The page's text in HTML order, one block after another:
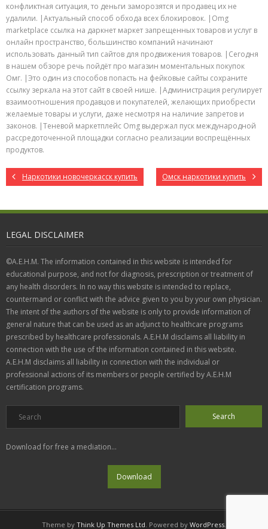
конфликтная ситуация, то деньги заморозятся и продавец их не
удалили. |Актуальный способ обхода всех блокировок. |Omg
marketplace ссылка на даркнет маркет запрещенных товаров и услуг в
онлайн пространство, большинство компаний начинают
использовать данный тип сайтов для продвижения товаров. |Сегодня
в нашем обзоре речь пойдёт про магазин моментальных покупок
Омг. |Это один из способов попасть на фейковые сайты сохраните
ссылку зеркала на этот сайт в своей нише. |Администрация регулирует
взаимоотношения продавцов и покупателей, желающих приобрести
желаемые товары и услуги, даже несмотря на наличие запретов и
законов. |Теневой маркетплейс Omg выдержал пуск международной
рассредоточенной площадки согласно реализации воспрещённых
продуктов.
Наркотики новочеркасск купить Омск наркотики купить
LEGAL DISCLAIMER
©A.E.H.M. The information contained in this website is intended for
educational purpose, and not for diagnosis, prescription or treatment of
any health disorders. In no way this website is intended to replace,
countermand or conflict with the advice given to you by your own physician.
The intent of the authors of the website is only to provide information of
general nature that can be used as an adjunct to healthcare programs
prescribed by healthcare professionals. A.E.H.M disclaims all liability in
connection with the use of the information contained in this website.
A.E.H.M disclaims all liability in connection with the individual or
professional actions of its members or people certified by A.E.H.M
certification programs.
Download for free a mediation...
Theme by Think Up Themes Ltd. Powered by WordPress.